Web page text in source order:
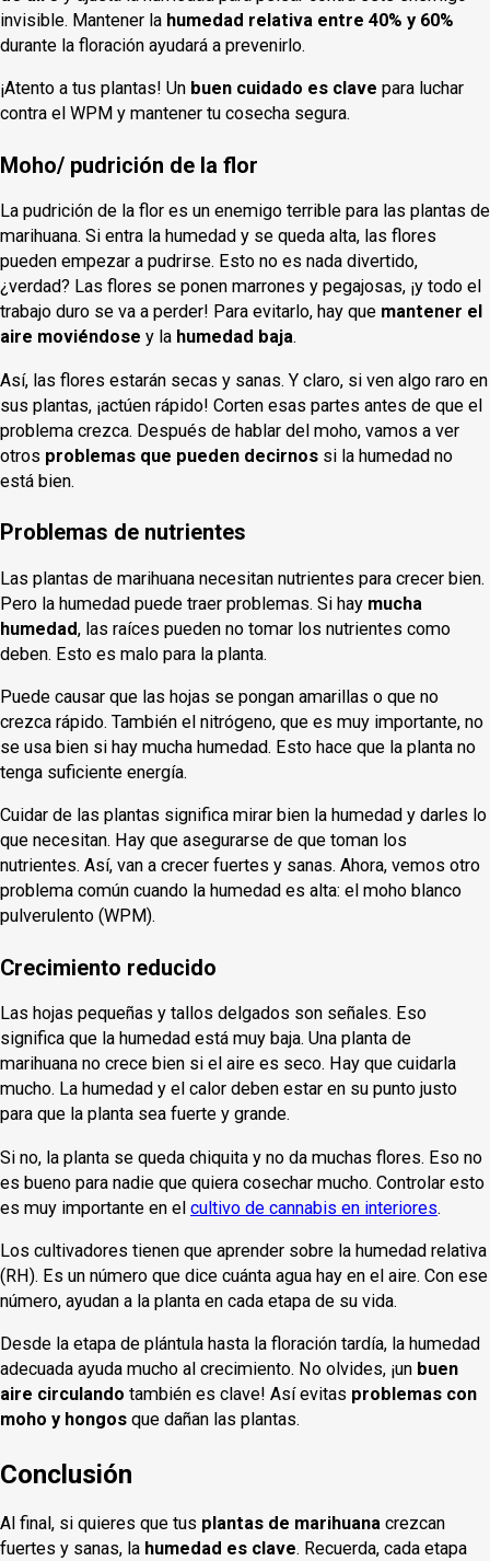
invisible. Mantener la humedad relativa entre 40% y 60%
durante la floración ayudará a prevenirlo.
¡Atento a tus plantas! Un buen cuidado es clave para luchar
contra el WPM y mantener tu cosecha segura.
Moho/ pudrición de la flor
La pudrición de la flor es un enemigo terrible para las plantas de
marihuana. Si entra la humedad y se queda alta, las flores
pueden empezar a pudrirse. Esto no es nada divertido,
¿verdad? Las flores se ponen marrones y pegajosas, ¡y todo el
trabajo duro se va a perder! Para evitarlo, hay que mantener el
aire moviéndose y la humedad baja.
Así, las flores estarán secas y sanas. Y claro, si ven algo raro en
sus plantas, ¡actúen rápido! Corten esas partes antes de que el
problema crezca. Después de hablar del moho, vamos a ver
otros problemas que pueden decirnos si la humedad no
está bien.
Problemas de nutrientes
Las plantas de marihuana necesitan nutrientes para crecer bien.
Pero la humedad puede traer problemas. Si hay mucha
humedad, las raíces pueden no tomar los nutrientes como
deben. Esto es malo para la planta.
Puede causar que las hojas se pongan amarillas o que no
crezca rápido. También el nitrógeno, que es muy importante, no
se usa bien si hay mucha humedad. Esto hace que la planta no
tenga suficiente energía.
Cuidar de las plantas significa mirar bien la humedad y darles lo
que necesitan. Hay que asegurarse de que toman los
nutrientes. Así, van a crecer fuertes y sanas. Ahora, vemos otro
problema común cuando la humedad es alta: el moho blanco
pulverulento (WPM).
Crecimiento reducido
Las hojas pequeñas y tallos delgados son señales. Eso
significa que la humedad está muy baja. Una planta de
marihuana no crece bien si el aire es seco. Hay que cuidarla
mucho. La humedad y el calor deben estar en su punto justo
para que la planta sea fuerte y grande.
Si no, la planta se queda chiquita y no da muchas flores. Eso no
es bueno para nadie que quiera cosechar mucho. Controlar esto
es muy importante en el cultivo de cannabis en interiores.
Los cultivadores tienen que aprender sobre la humedad relativa
(RH). Es un número que dice cuánta agua hay en el aire. Con ese
número, ayudan a la planta en cada etapa de su vida.
Desde la etapa de plántula hasta la floración tardía, la humedad
adecuada ayuda mucho al crecimiento. No olvides, ¡un buen
aire circulando también es clave! Así evitas problemas con
moho y hongos que dañan las plantas.
Conclusión
Al final, si quieres que tus plantas de marihuana crezcan
fuertes y sanas, la humedad es clave. Recuerda, cada etapa